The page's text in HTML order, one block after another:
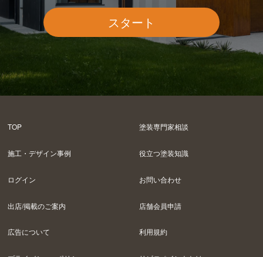
スタート
TOP 塗装専門家相談
施工・デザイン事例 役立つ塗装知識
ログイン お問い合わせ
出店/掲載のご案内 店舗会員申請
広告について 利用規約